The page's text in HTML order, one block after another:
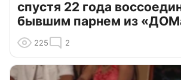
спустя 22 года
бывшим парнем из
225 2